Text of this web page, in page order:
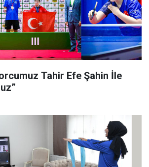
Tahir Efe Şahin İle